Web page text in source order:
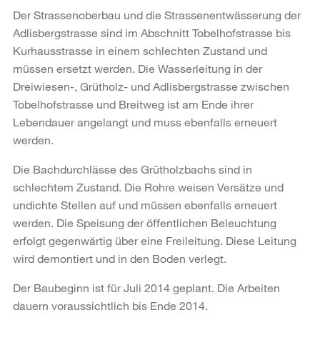
Der Strassenoberbau und die Strassenentwässerung der
Adlisbergstrasse sind im Abschnitt Tobelhofstrasse bis
Kurhausstrasse in einem schlechten Zustand und
müssen ersetzt werden. Die Wasserleitung in der
Dreiwiesen-, Grütholz- und Adlisbergstrasse zwischen
Tobelhofstrasse und Breitweg ist am Ende ihrer
Lebendauer angelangt und muss ebenfalls erneuert
werden.
Die Bachdurchlässe des Grütholzbachs sind in
schlechtem Zustand. Die Rohre weisen Versätze und
undichte Stellen auf und müssen ebenfalls erneuert
werden. Die Speisung der öffentlichen Beleuchtung
erfolgt gegenwärtig über eine Freileitung. Diese Leitung
wird demontiert und in den Boden verlegt.
Der Baubeginn ist für Juli 2014 geplant. Die Arbeiten
dauern voraussichtlich bis Ende 2014.